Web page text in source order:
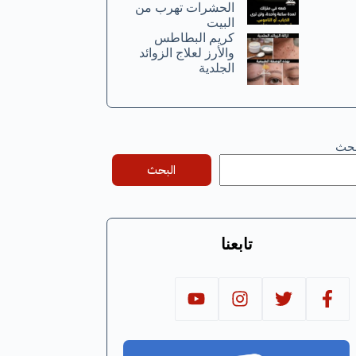
الحشرات تهرب من
البيت
كريم البطاطس
والأرز لعلاج الزوائد
الجلدية
البحث
تابعنا